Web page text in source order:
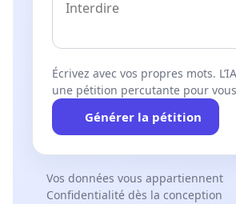
Écrivez avec vos propres mots.
une pétition percutante pour
Générer la pétition
Vos données vous appartiennent
Confidentialité dès la conception